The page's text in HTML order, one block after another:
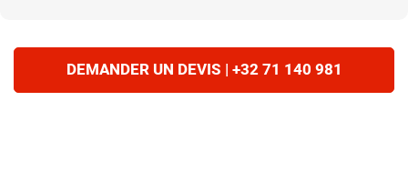
DEMANDER UN DEVIS | +32 71 140 981